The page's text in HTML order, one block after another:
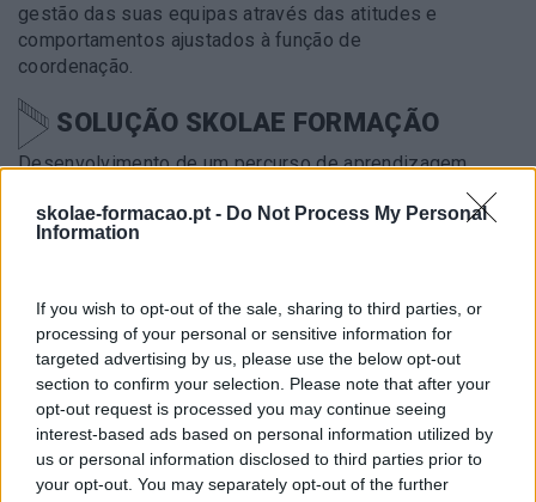
skolae-formacao.pt - Do Not Process My Personal
Information
If you wish to opt-out of the sale, sharing to third parties, or
processing of your personal or sensitive information for
targeted advertising by us, please use the below opt-out
section to confirm your selection. Please note that after your
opt-out request is processed you may continue seeing
interest-based ads based on personal information utilized by
us or personal information disclosed to third parties prior to
your opt-out. You may separately opt-out of the further
gestão das suas equipas através das atitudes e
comportamentos ajustados à função de
coordenação.
SOLUÇÃO SKOLAE FORMAÇÃO
Desenvolvimento de um percurso de aprendizagem
seguido de 2 sessões defollow uppor
colaborador para acompanhamento da melhoria das
METODOLOGIA
Ativa, baseada nolearning by doing, assente em
simulações, dinâmicas de grupo, PNL, partilhas e
reflexões em grupo.
IMPACTO OBTIDO